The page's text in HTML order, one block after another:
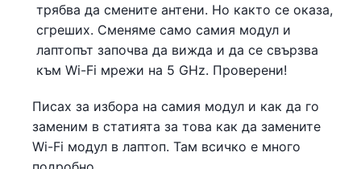
трябва да смените антени. Но както се оказа,
сгреших. Сменяме само самия модул и
лаптопът започва да вижда и да се свързва
към Wi-Fi мрежи на 5 GHz. Проверени!
Писах за избора на самия модул и как да го
заменим в статията за това как да замените
Wi-Fi модул в лаптоп. Там всичко е много